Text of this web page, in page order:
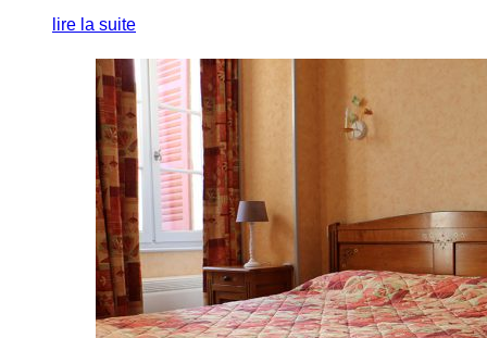
lire la suite